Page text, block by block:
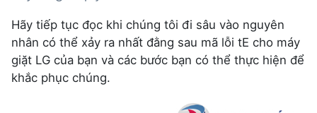
Hãy tiếp tục đọc khi chúng tôi đi sâu vào nguyên
nhân có thể xảy ra nhất đằng sau mã lỗi tE cho máy
giặt LG của bạn và các bước bạn có thể thực hiện để
khắc phục chúng.